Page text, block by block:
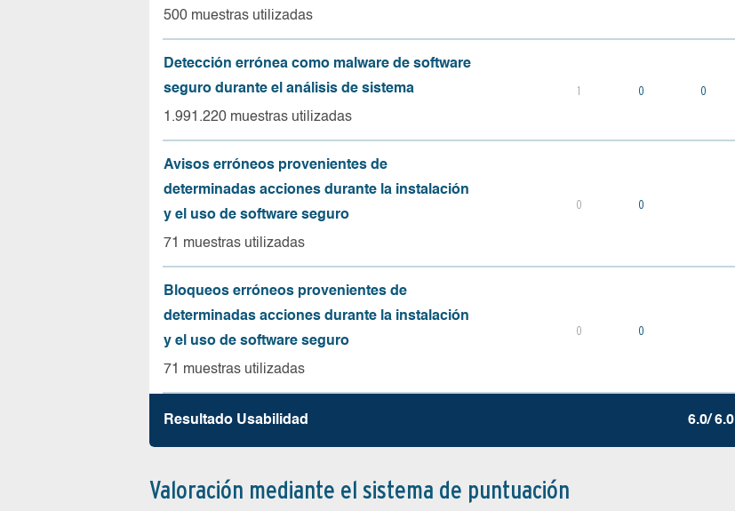
500 muestras utilizadas
Detección errónea como malware de software
seguro durante el análisis de sistema
1.991.220 muestras utilizadas
1 0 0
Avisos erróneos provenientes de
determinadas acciones durante la instalación
y el uso de software seguro
71 muestras utilizadas
0 0
Bloqueos erróneos provenientes de
determinadas acciones durante la instalación
y el uso de software seguro
71 muestras utilizadas
0 0
Resultado Usabilidad 6.0/ 6.0
Valoración mediante el sistema de puntuación